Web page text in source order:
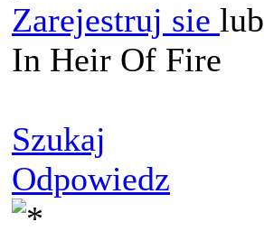
Zarejestruj sie lub
In Heir Of Fire
Szukaj
Odpowiedz